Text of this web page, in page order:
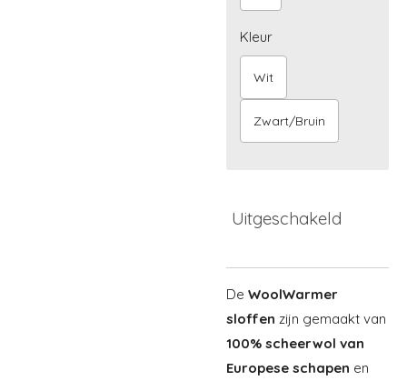
Kleur
Wit
Zwart/Bruin
Uitgeschakeld
De WoolWarmer
sloffen zijn gemaakt van
100% scheerwol van
Europese schapen en